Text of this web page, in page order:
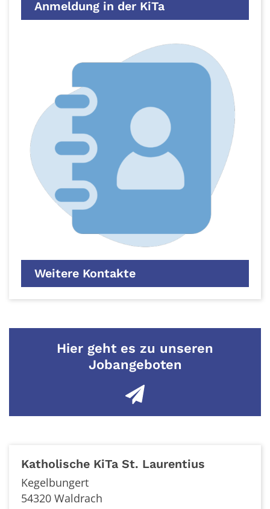
Anmeldung in der KiTa
Weitere Kontakte
Hier geht es zu unseren
Jobangeboten
Katholische KiTa St. Laurentius
Kegelbungert
54320 Waldrach